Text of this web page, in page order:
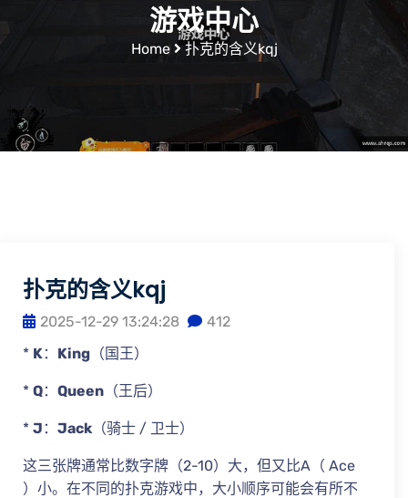
游戏中心
Home 扑克的含义kqj
扑克的含义kqj
2025-12-29 13:24:28
412
* K ： King （国王）
* Q： Queen （王后）
* J ： Jack （骑士 / 卫士）
这三张牌通常比数字牌（2-10）大，但又比A（ Ace
）小。在不同的扑克游戏中，大小顺序可能会有所不